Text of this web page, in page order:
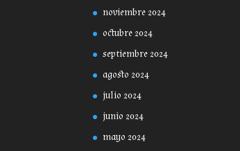
noviembre 2024
octubre 2024
septiembre 2024
agosto 2024
julio 2024
junio 2024
mayo 2024